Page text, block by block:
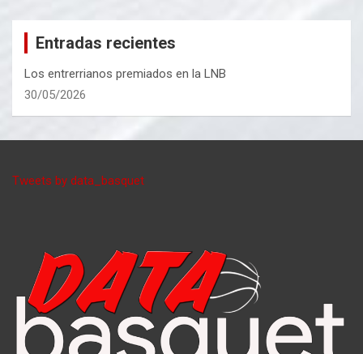
Entradas recientes
Los entrerrianos premiados en la LNB
30/05/2026
Tweets by data_basquet